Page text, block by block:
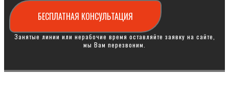
БЕСПЛАТНАЯ КОНСУЛЬТАЦИЯ
Занятые линии или нерабочие время оставляйте заявку на сайте,
мы Вам перезвоним.